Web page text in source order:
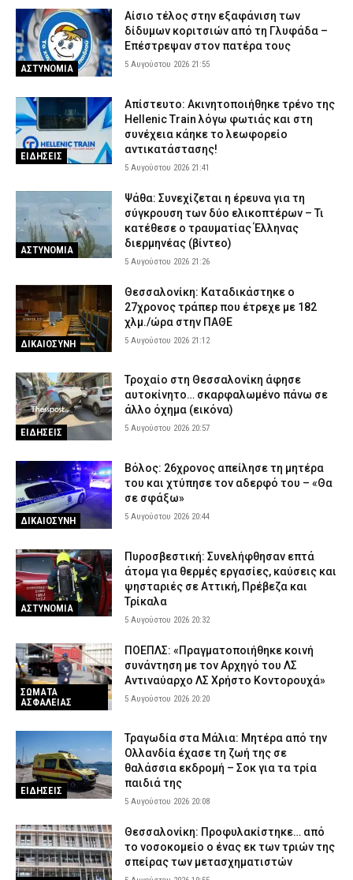
ΑΣΤΥΝΟΜΙΑ
Αίσιο τέλος στην εξαφάνιση των
δίδυμων κοριτσιών από τη Γλυφάδα –
Επέστρεψαν στον πατέρα τους
5 Αυγούστου 2026 21:55
ΕΙΔΗΣΕΙΣ
Απίστευτο: Ακινητοποιήθηκε τρένο της
Hellenic Train λόγω φωτιάς και στη
συνέχεια κάηκε το λεωφορείο
αντικατάστασης!
5 Αυγούστου 2026 21:41
ΑΣΤΥΝΟΜΙΑ
Ψάθα: Συνεχίζεται η έρευνα για τη
σύγκρουση των δύο ελικοπτέρων – Τι
κατέθεσε ο τραυματίας Έλληνας
διερμηνέας (βίντεο)
5 Αυγούστου 2026 21:26
ΔΙΚΑΙΟΣΥΝΗ
Θεσσαλονίκη: Καταδικάστηκε ο
27χρονος τράπερ που έτρεχε με 182
χλμ./ώρα στην ΠΑΘΕ
5 Αυγούστου 2026 21:12
ΕΙΔΗΣΕΙΣ
Τροχαίο στη Θεσσαλονίκη άφησε
αυτοκίνητο… σκαρφαλωμένο πάνω σε
άλλο όχημα (εικόνα)
5 Αυγούστου 2026 20:57
ΔΙΚΑΙΟΣΥΝΗ
Βόλος: 26χρονος απείλησε τη μητέρα
του και χτύπησε τον αδερφό του – «Θα
σε σφάξω»
5 Αυγούστου 2026 20:44
ΑΣΤΥΝΟΜΙΑ
Πυροσβεστική: Συνελήφθησαν επτά
άτομα για θερμές εργασίες, καύσεις και
ψησταριές σε Αττική, Πρέβεζα και
Τρίκαλα
5 Αυγούστου 2026 20:32
ΣΩΜΑΤΑ
ΑΣΦΑΛΕΙΑΣ
ΠΟΕΠΛΣ: «Πραγματοποιήθηκε κοινή
συνάντηση με τον Αρχηγό του ΛΣ
Αντιναύαρχο ΛΣ Χρήστο Κοντορουχά»
5 Αυγούστου 2026 20:20
ΕΙΔΗΣΕΙΣ
Τραγωδία στα Μάλια: Μητέρα από την
Ολλανδία έχασε τη ζωή της σε
θαλάσσια εκδρομή – Σοκ για τα τρία
παιδιά της
5 Αυγούστου 2026 20:08
Θεσσαλονίκη: Προφυλακίστηκε… από
το νοσοκομείο ο ένας εκ των τριών της
σπείρας των μετασχηματιστών